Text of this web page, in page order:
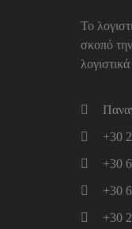
Το
σκοπό
+30
+30
+30
+30